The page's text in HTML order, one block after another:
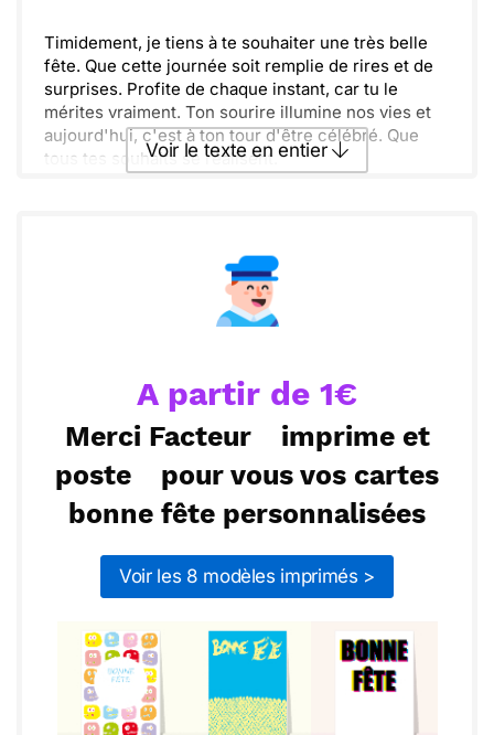
Timidement, je tiens à te souhaiter une très belle
fête. Que cette journée soit remplie de rires et de
surprises. Profite de chaque instant, car tu le
mérites vraiment. Ton sourire illumine nos vies et
aujourd'hui, c'est à ton tour d'être célébré. Que
tous tes souhaits se réalisent.
inoubliables et de belles opportunités. Continue
d’être la personne incroyable que tu es, et sache
que je serai toujours là pour te soutenir. Profite
Voir le texte en entier
Recevoir par mail
Envoyer via Whatsapp
A partir de 1€
Merci Facteur
imprime et
poste
pour vous vos cartes
bonne fête personnalisées
Voir les 8 modèles imprimés >